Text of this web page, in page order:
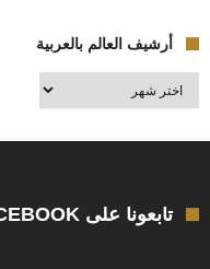
أرشيف العالم بالعربية
أرشيف
العالم
تابعونا على FACEBOOK